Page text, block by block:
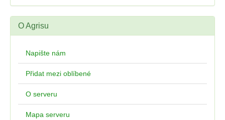
O Agrisu
Napište nám
Přidat mezi oblíbené
O serveru
Mapa serveru